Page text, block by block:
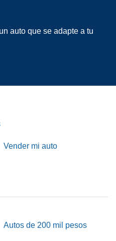
auto que se adapte a tu
Vender mi auto
Autos de 200 mil pesos